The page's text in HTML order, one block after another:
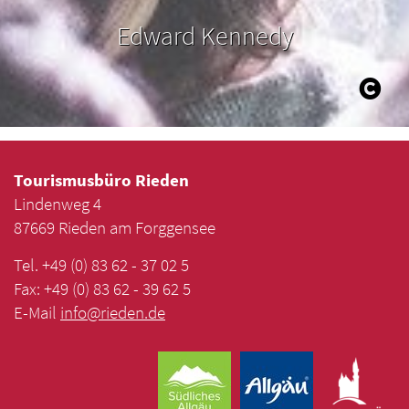
Edward Kennedy
Tourismusbüro Rieden
Lindenweg 4
87669 Rieden am Forggensee
Tel. +49 (0) 83 62 - 37 02 5
Fax: +49 (0) 83 62 - 39 62 5
E-Mail info@rieden.de